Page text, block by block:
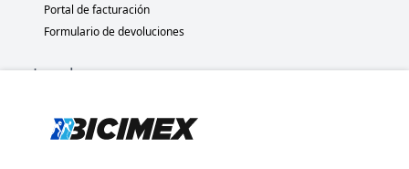
Portal de facturación
Formulario de devoluciones
Legal
Políticas de privacidad